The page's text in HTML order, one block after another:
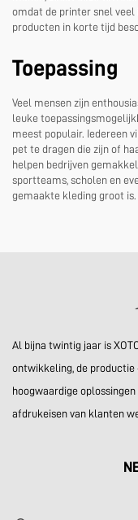
omdat de printer snel
producten in korte tijd
Toepassing
Veel mensen zijn
leuke
meest populair. Iedereen
pet te dragen die zijn of
helpen bedrijven
sportteams, scholen en
gemaakte kleding groot is.
Al bijna twintig jaar is
ontwikkeling, de productie
hoogwaardige
afdrukeisen van klanten